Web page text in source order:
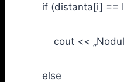
if (distanta[i] ==
cout << „Nodul ”
else